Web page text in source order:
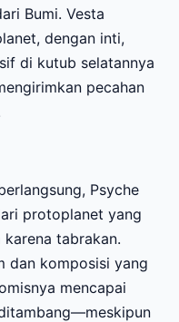
Bumi. Vesta
dengan inti,
di kutub selatannya
pecahan
Psyche
protoplanet yang
tabrakan.
dan komposisi yang
mencapai